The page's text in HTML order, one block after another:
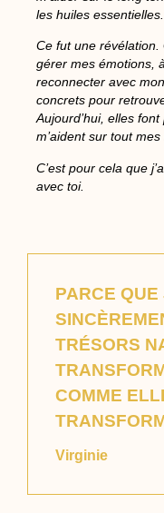
les huiles essentielles.
Ce fut une révélation.
gérer mes émotions,
reconnecter avec
concrets pour
Aujourd’hui, elles
m’aident sur tout
C’est pour cela que
avec toi.
PARCE QUE
TRÉSORS
COMME
Virginie